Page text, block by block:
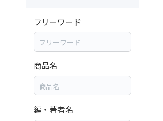
フリーワード
商品名
編・著者名